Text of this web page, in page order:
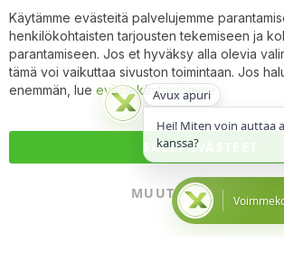
Avux apuri
Hei! Miten voin auttaa
kanssa?
Käytämme evästeitä palvelujemme
henkilökohtaisten tarjousten tekemiseen ja
parantamiseen. Jos et hyväksy alla olevia
tämä voi vaikuttaa sivuston toimintaan. Jos
enemmän, lue evästekäytäntömme
SALLI EVÄSTEET
MUUTA ASETUKSIA